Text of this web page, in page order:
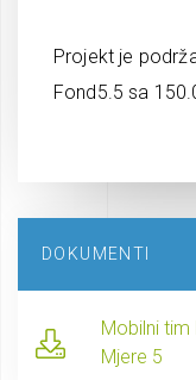
Projekt je
Fond5.5 sa
DOKUMENTI
Mobilni
Mjere 5